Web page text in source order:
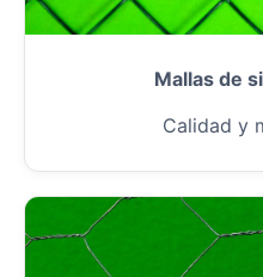
Mallas de
Calidad y